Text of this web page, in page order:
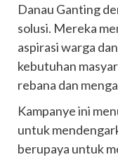
Danau Ganting
solusi. Mereka
aspirasi warga
kebutuhan
rebana dan
Kampanye ini
untuk
berupaya untuk